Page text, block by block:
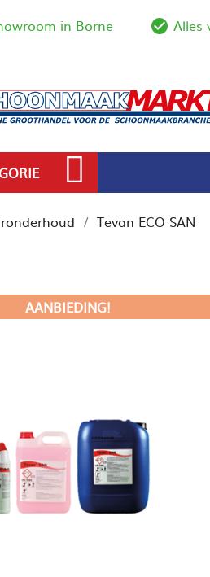
in Borne Alles
Tevan ECO SAN
AANBIEDING!